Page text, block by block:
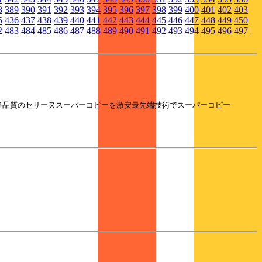
389 390 391 392 393 394 395 396 397 398 399 400 401 402 403
436 437 438 439 440 441 442 443 444 445 446 447 448 449 450
483 484 485 486 487 488 489 490 491 492 493 494 495 496 497 |
質のセリーヌスーパーコピーを激安最先端技術でスーパーコピー